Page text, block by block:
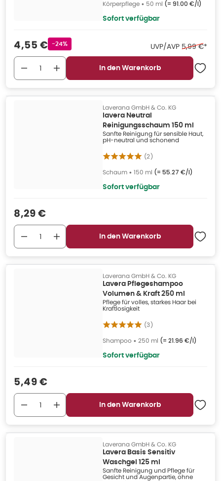
Körperpflege • 50 ml (= 91.00 €/l)
Sofort verfügbar
Verkaufspreis
4,55 €Rabattstempel
-24% UVP/AVP Ehemaliger
5,99 €*
In den Warenkorb
Laverana GmbH & Co. KG
lavera Neutral
Reinigungsschaum 150 ml
Sanfte Reinigung für sensible Haut,
pH-neutral und schonend
(2)
Schaum • 150 ml (= 55.27 €/l)
Sofort verfügbar
Verkaufspreis
8,29 €
In den Warenkorb
Laverana GmbH & Co. KG
Lavera Pflegeshampoo
Volumen & Kraft 250 ml
Pflege für volles, starkes Haar bei
Kraftlosigkeit
(3)
Shampoo • 250 ml (= 21.96 €/l)
Sofort verfügbar
Verkaufspreis
5,49 €
In den Warenkorb
Laverana GmbH & Co. KG
Lavera Basis Sensitiv
Waschgel 125 ml
Sanfte Reinigung und Pflege für
Gesicht und Augenpartie, ohne